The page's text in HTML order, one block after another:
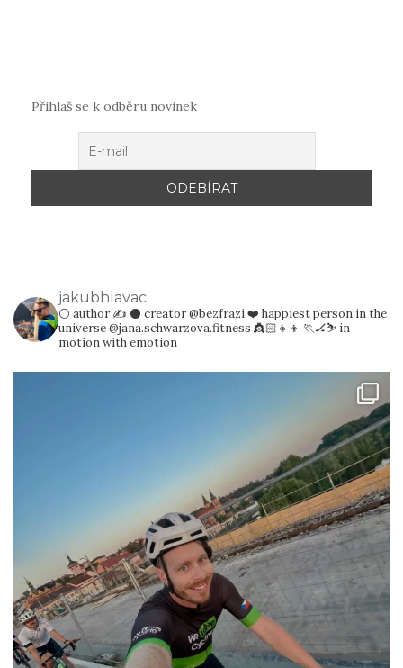
Přihlaš se k odběru novinek
jakubhlavac
⚪️ author ✍️ ⚫️ creator @bezfrazi❤️ happiest person in the
universe @jana.schwarzova.fitness 👸🏻👧👦 🏃🏒⛷️ in
motion with emotion